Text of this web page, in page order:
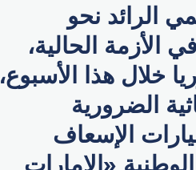
الرائد نحو
الأزمة الحالية،
خلال هذا الأسبوع،
الضرورية
الإسعاف
«الإمارات